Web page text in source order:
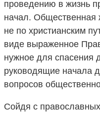
проведению в жизнь
начал. Общественная
не по христианским
виде выраженное
нужное для спасения
руководящие начала
вопросов
Сойдя с